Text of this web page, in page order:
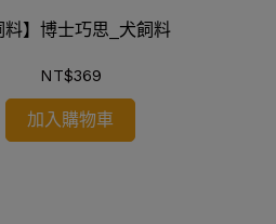
料】博士巧思_犬飼料
NT$369
加入購物車